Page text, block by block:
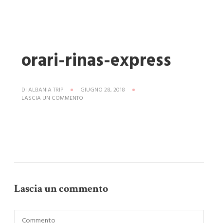
orari-rinas-express
DI ALBANIA TRIP
GIUGNO 28, 2018
LASCIA UN COMMENTO
Lascia un commento